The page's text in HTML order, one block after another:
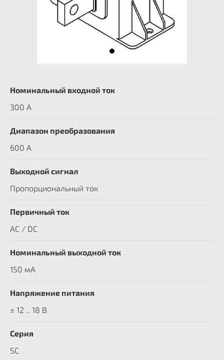
Номинальный входной ток
300 A
Диапазон преобразования
600 А
Выходной сигнал
Пропорциональный ток
Первичный ток
AC / DC
Номинальный выходной ток
150 мА
Напряжение питания
± 12 .. 18 В
Серия
SC